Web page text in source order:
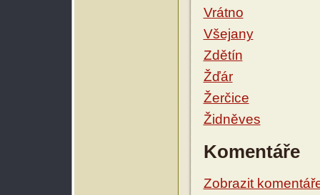
Vrátno
Všejany
Zdětín
Žďár
Žerčice
Židněves
Komentáře
Zobrazit